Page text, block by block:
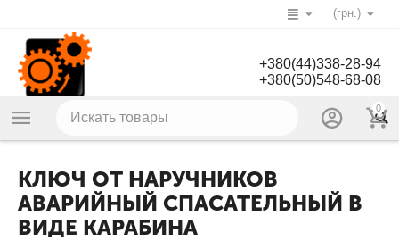
(грн.)
+380(44)338-28-94
+380(50)548-68-08
0
КЛЮЧ ОТ НАРУЧНИКОВ
АВАРИЙНЫЙ СПАСАТЕЛЬНЫЙ В
ВИДЕ КАРАБИНА